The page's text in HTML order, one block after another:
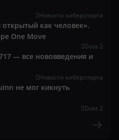
Новости киберспорта
как человек».
One Move
Dota 2
— все нововведения и
Новости киберспорта
не мог кикнуть
Dota 2